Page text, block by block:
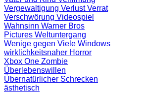
Vergewaltigung VerlustVerrat
Verschwörung Videospiel
Wahnsinn Warner Bros
Pictures Weltuntergang
Wenige gegen Viele Windows
wirklichkeitsnaher Horror
Xbox One Zombie
Überlebenswillen
Übernatürlicher Schrecken
ästhetisch